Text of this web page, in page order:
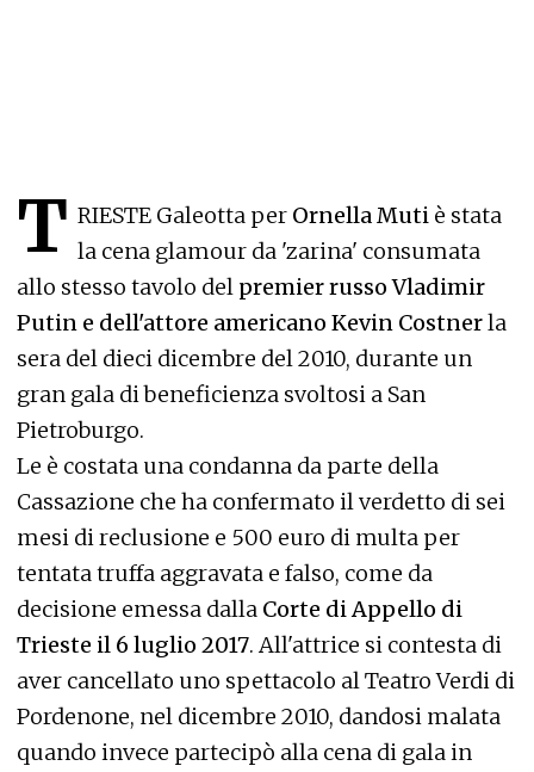
T RIESTE Galeotta per Ornella Muti è stata
la cena glamour da 'zarina' consumata
allo stesso tavolo del premier russo Vladimir
Putin e dell'attore americano Kevin Costnerla
sera del dieci dicembre del 2010, durante un
gran gala di beneficienza svoltosi a San
Pietroburgo.
Le è costata una condanna da parte della
Cassazione che ha confermato il verdetto di sei
mesi di reclusione e 500 euro di multa per
tentata truffa aggravata e falso, come da
decisione emessa dalla Corte di Appello di
Trieste il 6 luglio 2017. All'attrice si contesta di
aver cancellato uno spettacolo al Teatro Verdi di
Pordenone, nel dicembre 2010, dandosi malata
quando invece partecipò alla cena di gala in